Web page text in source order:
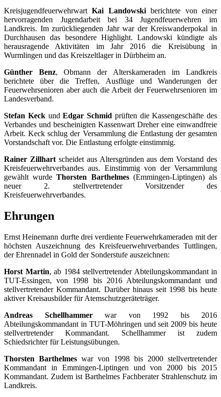
KreisjugendfeuerwehrwartKai Landowskiberichtete von einer
hervorragenden Jugendarbeit bei 34 Jugendfeuerwehren im
Landkreis. Im zurückliegenden Jahr war der Kreiswanderpokal in
Durchhausen das besondere Highlight. Landowski kündigte als
herausragende Aktivitäten im Jahr 2016 die Kreisübung in
Wurmlingen und das Kreiszeltlager in Dürbheim an.
Günther Benz, Obmann der Alterskameraden im Landkreis
berichtete über die Treffen, Ausflüge und Wanderungen der
Feuerwehrsenioren aber auch die Arbeit der Feuerwehrsenioren im
Landesverband.
Stefan KeckundEdgar Schmid prüften die Kassengeschäfte des
Verbandes und bescheinigten Kassenwart Dreher eine einwandfreie
Arbeit. Keck schlug der Versammlung die Entlastung der gesamten
Vorstandschaft vor. Die Entlastung erfolgte einstimmig.
Rainer Zillhartscheidet aus Altersgründen aus dem Vorstand des
Kreisfeuerwehrverbandes aus. Einstimmig von der Versammlung
gewählt wurdeThorsten Barthelmes(Emmingen-Liptingen) als
neuer 2. stellvertretender Vorsitzender des
Kreisfeuerwehrverbandes.
Ehrungen
Ernst Heinemann durfte drei verdiente Feuerwehrkameraden mit der
höchsten Auszeichnung des Kreisfeuerwehrverbandes Tuttlingen,
der Ehrennadel in Gold der Sonderstufe auszeichnen:
Horst Martin, ab 1984 stellvertretender Abteilungskommandant in
TUT-Essingen, von 1998 bis 2016 Abteilungskommandant und
stellvertretender Kommandant. Darüber hinaus seit 1998 bis heute
aktiver Kreisausbilder für Atemschutzgeräteträger.
Andreas Schellhammerwar von 1992 bis 2016
Abteilungskommandant in TUT-Möhringen und seit 2009 bis heute
stellvertretender Kommandant. Schellhammer ist zudem
Schiedsrichter für Leistungsübungen.
Thorsten Barthelmes war von 1998 bis 2000 stellvertretender
Kommandant in Emmingen-Liptingen und von 2000 bis 2015
Kommandant. Zudem ist Barthelmes Fachberater Strahlenschutz im
Landkreis.